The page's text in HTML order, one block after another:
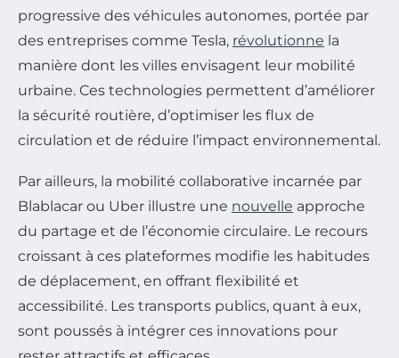
progressive des véhicules autonomes, portée par
des entreprises comme Tesla, révolutionne la
manière dont les villes envisagent leur mobilité
urbaine. Ces technologies permettent d’améliorer
la sécurité routière, d’optimiser les flux de
circulation et de réduire l’impact environnemental.
Par ailleurs, la mobilité collaborative incarnée par
Blablacar ou Uber illustre une nouvelle approche
du partage et de l’économie circulaire. Le recours
croissant à ces plateformes modifie les habitudes
de déplacement, en offrant flexibilité et
accessibilité. Les transports publics, quant à eux,
sont poussés à intégrer ces innovations pour